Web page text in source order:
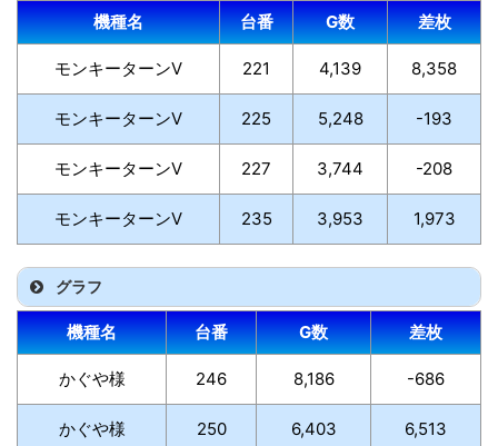
機種名 台番 G数 差枚
モンキーターンV 221 4,139 8,358
モンキーターンV 225 5,248 -193
モンキーターンV 227 3,744 -208
モンキーターンV 235 3,953 1,973
グラフ
機種名 台番 G数 差枚
かぐや様 246 8,186 -686
かぐや様 250 6,403 6,513